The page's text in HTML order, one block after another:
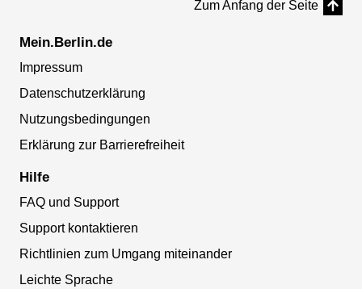
Zum Anfang der Seite
Mein.Berlin.de
Impressum
Datenschutzerklärung
Nutzungsbedingungen
Erklärung zur Barrierefreiheit
Hilfe
FAQ und Support
Support kontaktieren
Richtlinien zum Umgang miteinander
Leichte Sprache